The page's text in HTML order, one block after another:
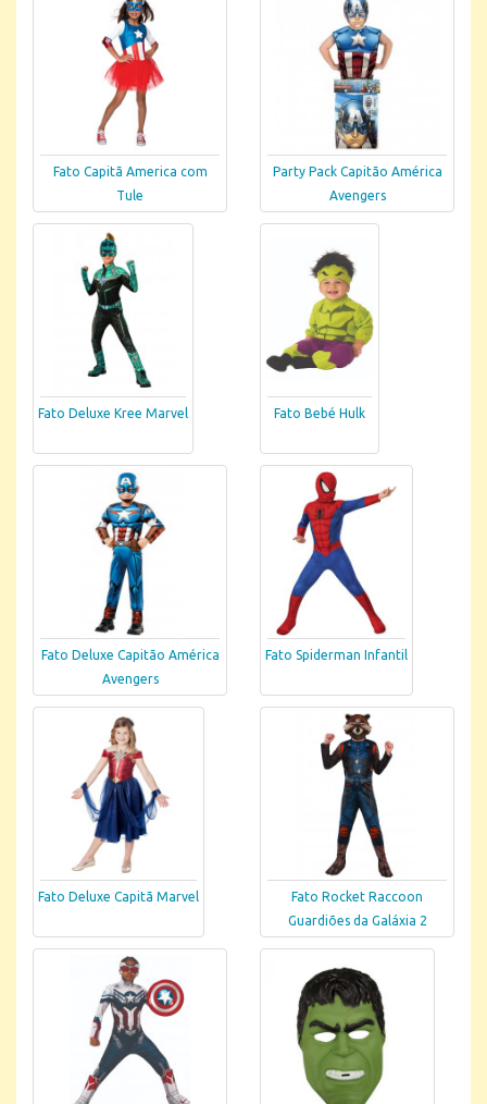
Fato Capitã America com
Tule
Party Pack Capitão América
Avengers
Fato Deluxe Kree Marvel Fato Bebé Hulk
Fato Deluxe Capitão América
Avengers
Fato Spiderman Infantil
Fato Deluxe Capitã Marvel
Fato Rocket Raccoon
Guardiões da Galáxia 2